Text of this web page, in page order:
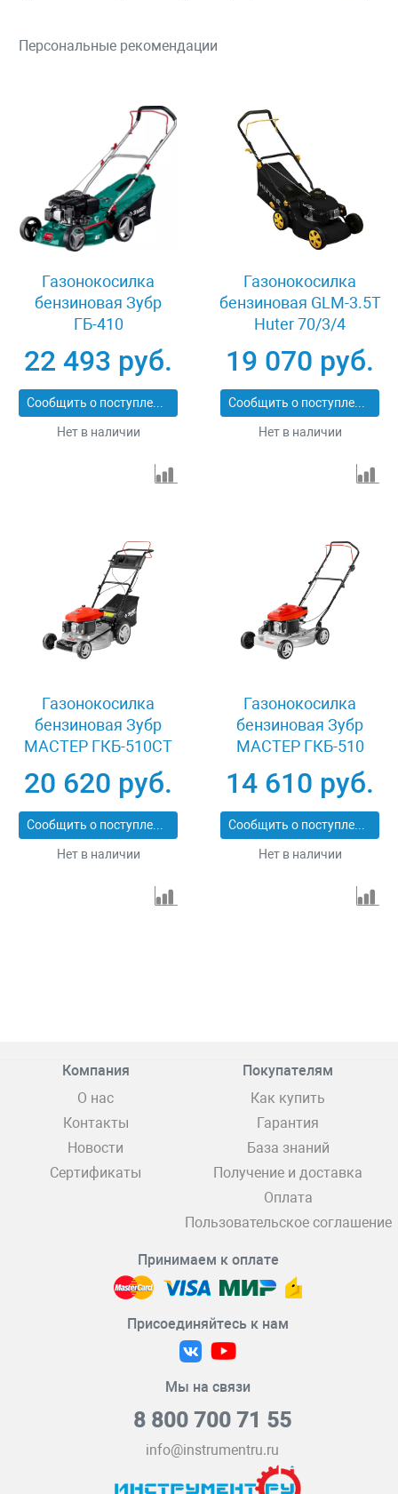
Персональные рекомендации
Газонокосилка
бензиновая Зубр
ГБ-410
22 493 руб.
Сообщить о поступлении
Нет в наличии
Газонокосилка
бензиновая GLM-3.5T
Huter 70/3/4
19 070 руб.
Сообщить о поступлении
Нет в наличии
Газонокосилка
бензиновая Зубр
МАСТЕР ГКБ-510СТ
20 620 руб.
Сообщить о поступлении
Нет в наличии
Газонокосилка
бензиновая Зубр
МАСТЕР ГКБ-510
14 610 руб.
Сообщить о поступлении
Нет в наличии
Компания
О нас
Контакты
Новости
Сертификаты
Покупателям
Как купить
Гарантия
База знаний
Получение и доставка
Оплата
Пользовательское соглашение
Принимаем к оплате
Присоединяйтесь к нам
Мы на связи
8 800 700 71 55
info@instrumentru.ru